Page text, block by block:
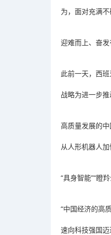
为，面对充满不
迎难而上、奋发
此前一天，西
战略为进一步
高质量发展的
从人形机器人
“具身智能”“瞪
“中国经济的高
速向科技强国